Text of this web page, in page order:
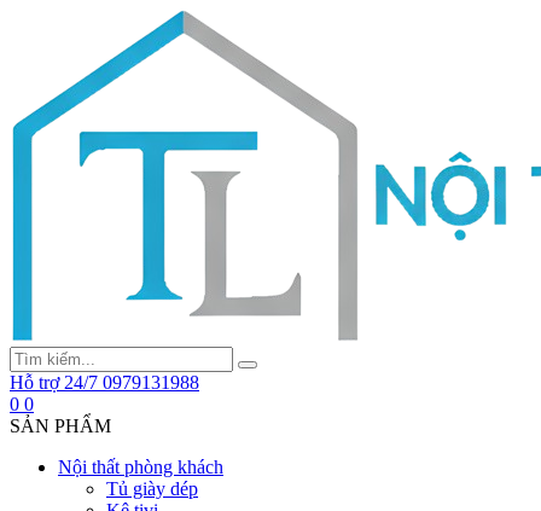
Hỗ trợ 24/7 0979131988
0 0
SẢN PHẨM
Nội thất phòng khách
Tủ giày dép